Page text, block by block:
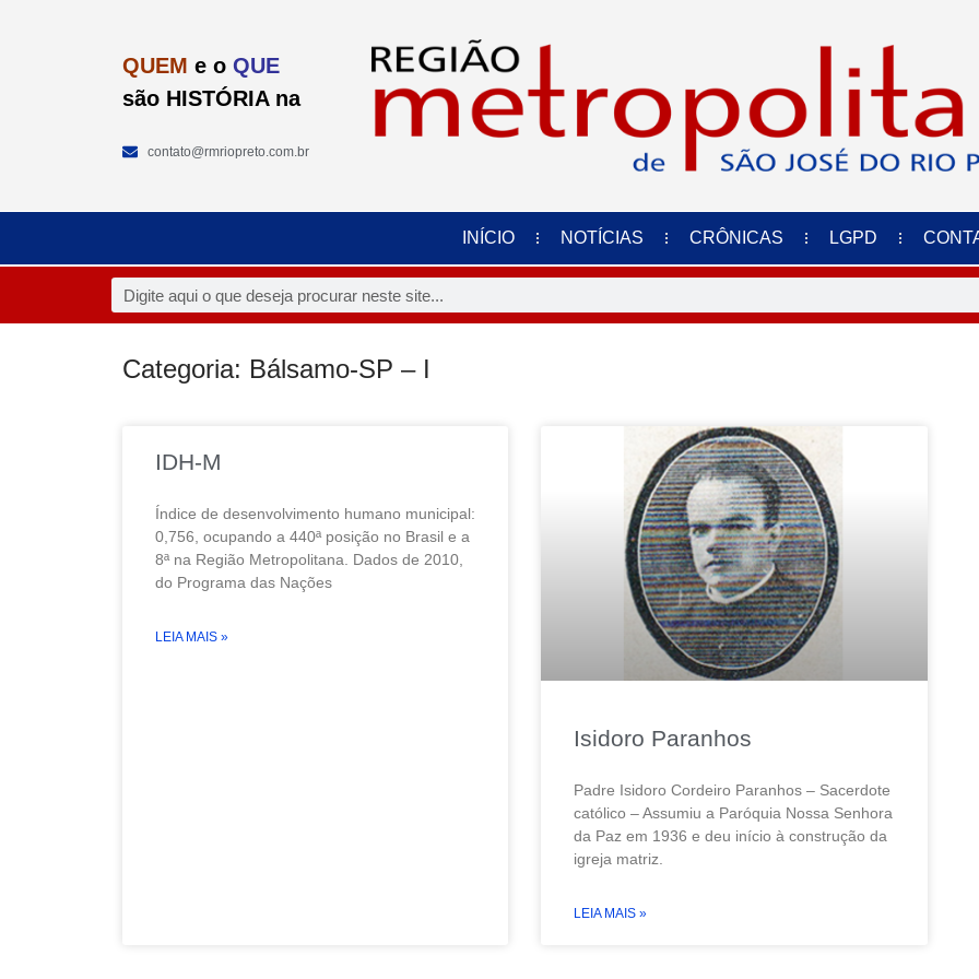
QUEM e o QUE
são HISTÓRIA na
contato@rmriopreto.com.br
INÍCIO NOTÍCIAS CRÔNICAS LGPD
Categoria: Bálsamo-SP – I
IDH-M
Índice de desenvolvimento humano municipal:
0,756, ocupando a 440ª posição no Brasil e a
8ª na Região Metropolitana. Dados de 2010,
do Programa das Nações
LEIA MAIS »
Isidoro Paranhos
Padre Isidoro Cordeiro Paranhos – Sacerdote
católico – Assumiu a Paróquia Nossa Senhora
da Paz em 1936 e deu início à construção da
igreja matriz.
LEIA MAIS »